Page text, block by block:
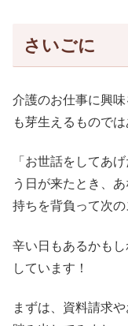
さいごに
介護のお仕事に興
も芽生えるものでは
「お世話をしてあ
う日が来たとき、
持ちを背負って次の
辛い日もあるかも
しています！
まずは、資料請求